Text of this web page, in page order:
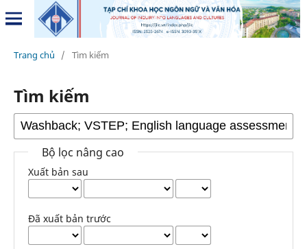
Trang chủ / Tìm kiếm
Tìm kiếm
Bộ lọc nâng cao
Xuất bản sau
Đã xuất bản trước